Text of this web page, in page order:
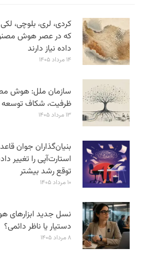
کردی، لری، بلوچی،
که در عصر هوش
داده نیاز دارند
۱۴ مرداد ۱۴۰۵
سازمان ملل: هوش
ظرفیت، شکاف توسعه
۱۳ مرداد ۱۴۰۵
بنیان‌گذاران جوان
استارت‌آپی را تغییر
توقع رشد بیشتر
۱۰ مرداد ۱۴۰۵
نسل جدید ابزارهای
دستیار یا ناظر دائمی؟
۸ مرداد ۱۴۰۵